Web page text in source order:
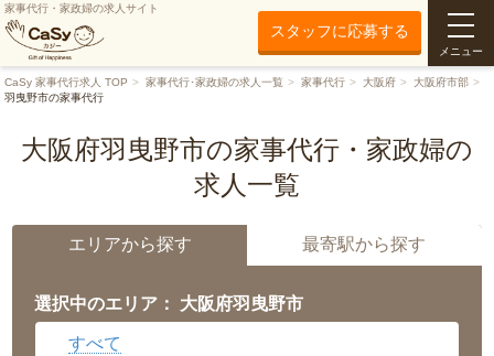
家事代行・家政婦の求人サイト
スタッフに応募する
メニュー
CaSy 家事代行求人 TOP 家事代行･家政婦の求人一覧 家事代行 大阪府
大阪府市部
羽曳野市の家事代行
大阪府羽曳野市の家事代行・家政婦の
求人一覧
エリアから探す 最寄駅から探す
選択中のエリア： 大阪府羽曳野市
すべて